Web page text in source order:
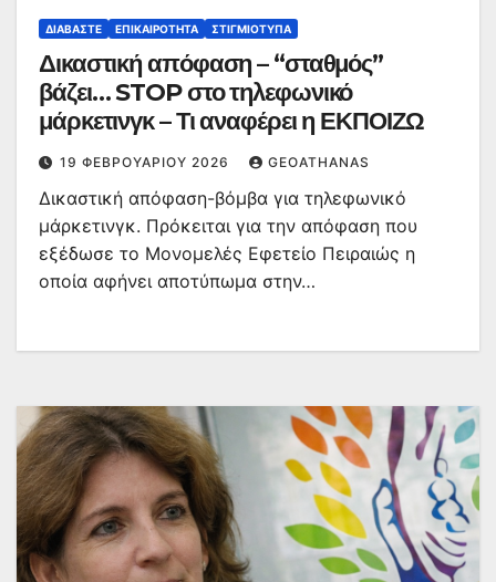
ΔΙΑΒΆΣΤΕ ΕΠΙΚΑΙΡΌΤΗΤΑ ΣΤΙΓΜΙΌΤΥΠΑ
Δικαστική απόφαση – “σταθμός”
βάζει… STOP στο τηλεφωνικό
μάρκετινγκ – Τι αναφέρει η ΕΚΠΟΙΖΩ
19 ΦΕΒΡΟΥΑΡΊΟΥ 2026 GEOATHANAS
Δικαστική απόφαση-βόμβα για τηλεφωνικό
μάρκετινγκ. Πρόκειται για την απόφαση που
εξέδωσε το Μονομελές Εφετείο Πειραιώς η
οποία αφήνει αποτύπωμα στην…